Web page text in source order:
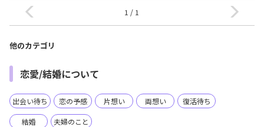
1 / 1
他のカテゴリ
恋愛/結婚について
出会い待ち 恋の予感 片想い 両想い 復活待ち
結婚 夫婦のこと